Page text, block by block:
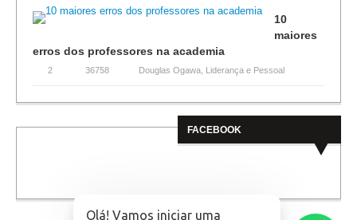
10
maiores
erros dos professores na academia
2 36758 Douglas Ogawa Liderança e Pessoal
FACEBOOK
Olá! Vamos iniciar uma